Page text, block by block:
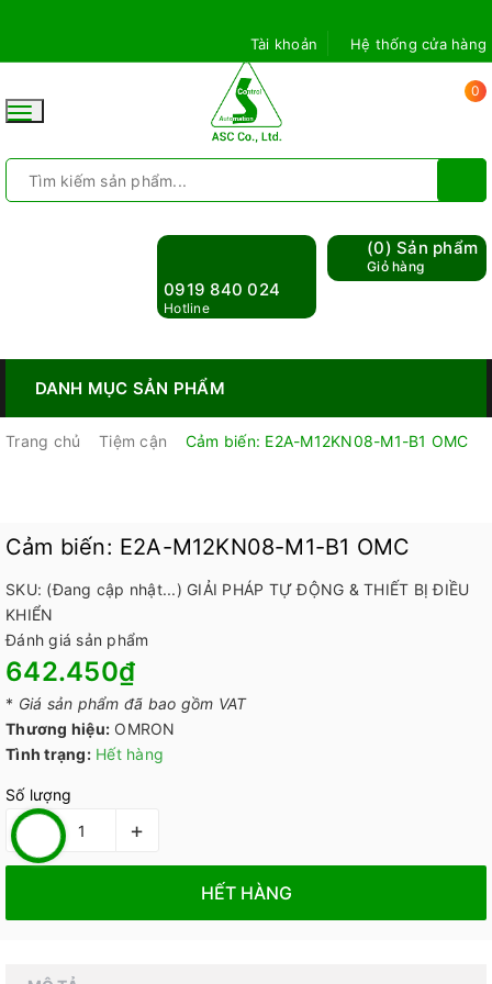
Tài khoản Hệ thống cửa hàng
Toggle
0
(0) Sản phẩm
Giỏ hàng
0919 840 024
Hotline
DANH MỤC SẢN PHẨM
Trang chủ Tiệm cận Cảm biến: E2A-M12KN08-M1-B1 OMC
Cảm biến: E2A-M12KN08-M1-B1 OMC
SKU: (Đang cập nhật...) GIẢI PHÁP TỰ ĐỘNG & THIẾT BỊ ĐIỀU
KHIỂN
Đánh giá sản phẩm
642.450₫
* Giá sản phẩm đã bao gồm VAT
Thương hiệu: OMRON
Tình trạng: Hết hàng
Số lượng
– +
HẾT HÀNG